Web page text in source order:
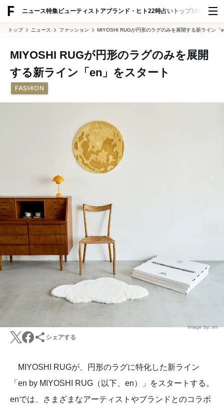
ニュース特集ビューティ ストアブランド・ヒト22時占い トップ100 スナッ
トップ ニュース ファッション MIYOSHI RUGが円形のラグのみを展開する新ライン「
MIYOSHI RUGが円形のラグのみを展開
する新ライン「en」をスタート
FASHION
Image by: en
シェアする
MIYOSHI RUGが、円形のラグに特化した新ライン
「en by MIYOSHI RUG（以下、en）」をスタートする。
enでは、さまざまなアーティストやブランドとのコラボ